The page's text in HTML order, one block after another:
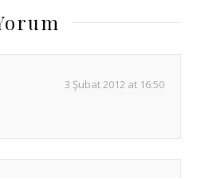
3 Şubat 2012 at 16:50